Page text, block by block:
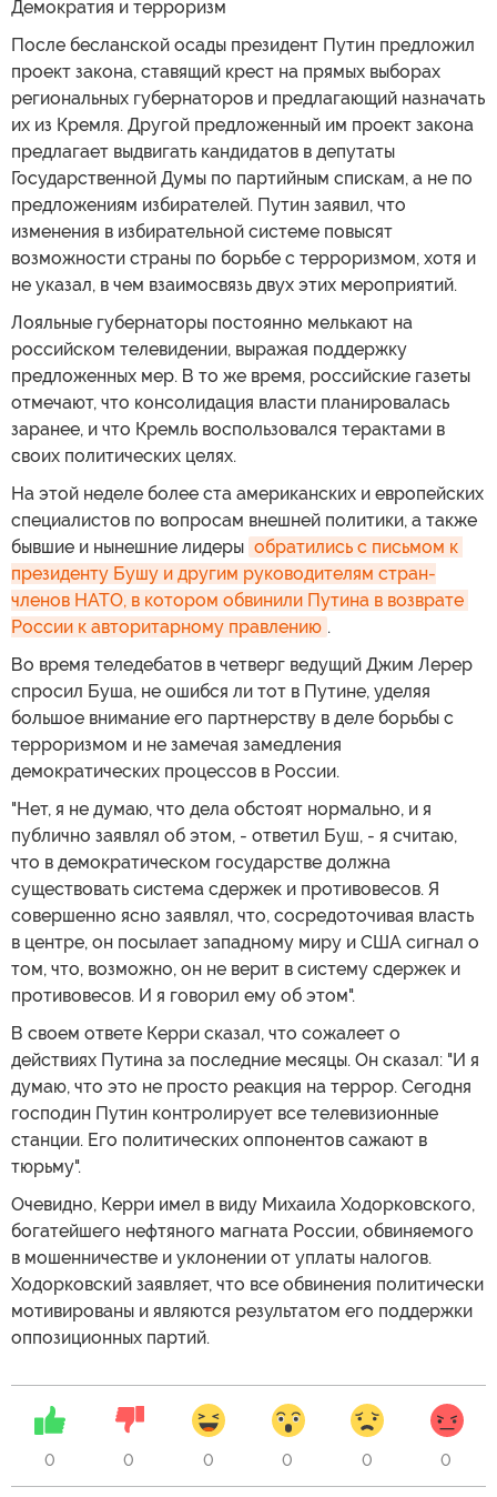
Демократия и терроризм
После бесланской осады президент Путин предложил
проект закона, ставящий крест на прямых выборах
региональных губернаторов и предлагающий назначать
их из Кремля. Другой предложенный им проект закона
предлагает выдвигать кандидатов в депутаты
Государственной Думы по партийным спискам, а не по
предложениям избирателей. Путин заявил, что
изменения в избирательной системе повысят
возможности страны по борьбе с терроризмом, хотя и
не указал, в чем взаимосвязь двух этих мероприятий.
Лояльные губернаторы постоянно мелькают на
российском телевидении, выражая поддержку
предложенных мер. В то же время, российские газеты
отмечают, что консолидация власти планировалась
заранее, и что Кремль воспользовался терактами в
своих политических целях.
На этой неделе более ста американских и европейских
специалистов по вопросам внешней политики, а также
бывшие и нынешние лидеры обратились с письмом к
президенту Бушу и другим руководителям стран-
членов НАТО, в котором обвинили Путина в возврате
России к авторитарному правлению .
Во время теледебатов в четверг ведущий Джим Лерер
спросил Буша, не ошибся ли тот в Путине, уделяя
большое внимание его партнерству в деле борьбы с
терроризмом и не замечая замедления
демократических процессов в России.
"Нет, я не думаю, что дела обстоят нормально, и я
публично заявлял об этом, - ответил Буш, - я считаю,
что в демократическом государстве должна
существовать система сдержек и противовесов. Я
совершенно ясно заявлял, что, сосредоточивая власть
в центре, он посылает западному миру и США сигнал о
том, что, возможно, он не верит в систему сдержек и
противовесов. И я говорил ему об этом".
В своем ответе Керри сказал, что сожалеет о
действиях Путина за последние месяцы. Он сказал: "И я
думаю, что это не просто реакция на террор. Сегодня
господин Путин контролирует все телевизионные
станции. Его политических оппонентов сажают в
тюрьму".
Очевидно, Керри имел в виду Михаила Ходорковского,
богатейшего нефтяного магната России, обвиняемого
в мошенничестве и уклонении от уплаты налогов.
Ходорковский заявляет, что все обвинения политически
мотивированы и являются результатом его поддержки
оппозиционных партий.
0 0 0 0 0 0